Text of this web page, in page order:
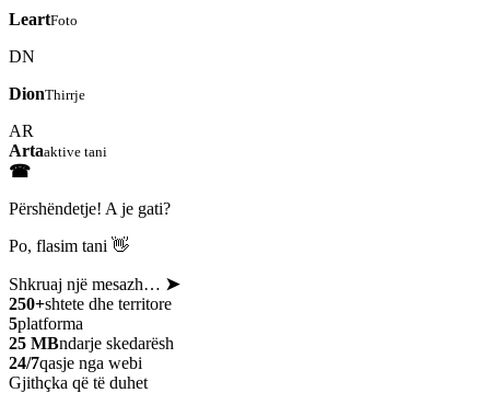
LeartFoto
DN
DionThirrje
AR
Artaaktive tani
☎
Përshëndetje! A je gati?
Po, flasim tani 👋
Shkruaj një mesazh… ➤
250+shtete dhe territore
5platforma
25 MBndarje skedarësh
24/7qasje nga webi
Gjithçka që të duhet